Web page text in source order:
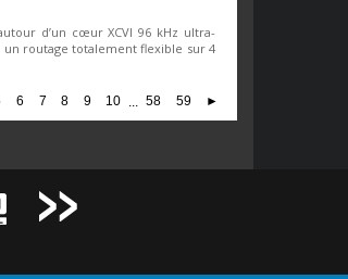
d’un cœur XCVI 96 kHz ultra-
un routage totalement flexible sur 4
6 7 8 9 10 58 59 ►